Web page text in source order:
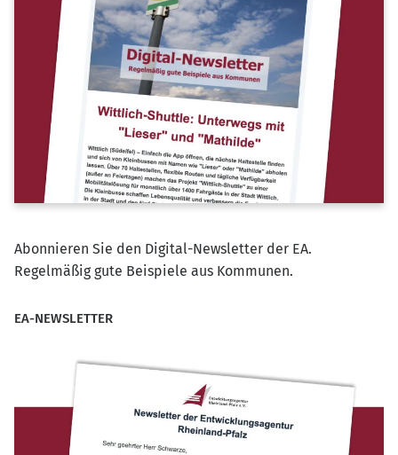
Abonnieren Sie den Digital-Newsletter der EA.
Regelmäßig gute Beispiele aus Kommunen.
EA-NEWSLETTER